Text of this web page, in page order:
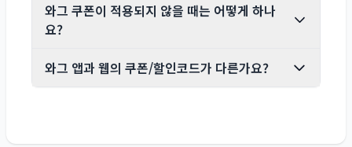
와그 쿠폰이 적용되지 않을 때는 어떻게 하나
요?
와그 앱과 웹의 쿠폰/할인코드가 다른가요?